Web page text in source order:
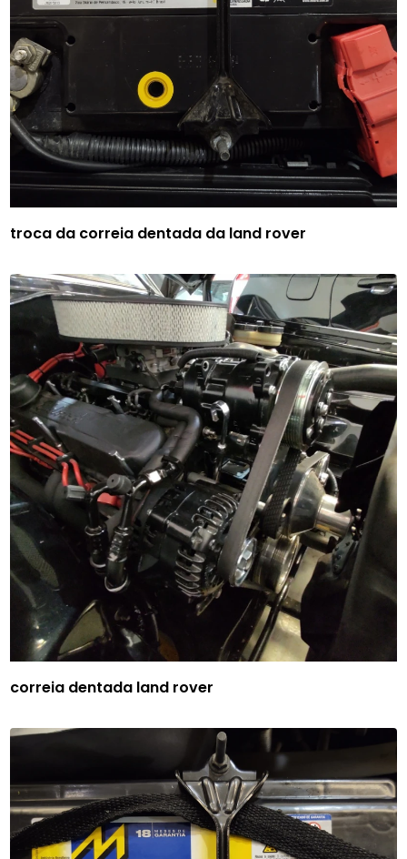
troca da correia dentada da land rover
correia dentada land rover